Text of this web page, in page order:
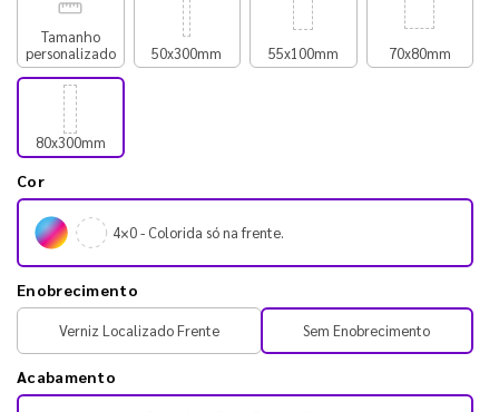
Tamanho
personalizado
50x300mm 55x100mm 70x80mm
80x300mm
Cor
4×0 - Colorida só na frente.
Enobrecimento
Verniz Localizado Frente Sem Enobrecimento
Acabamento